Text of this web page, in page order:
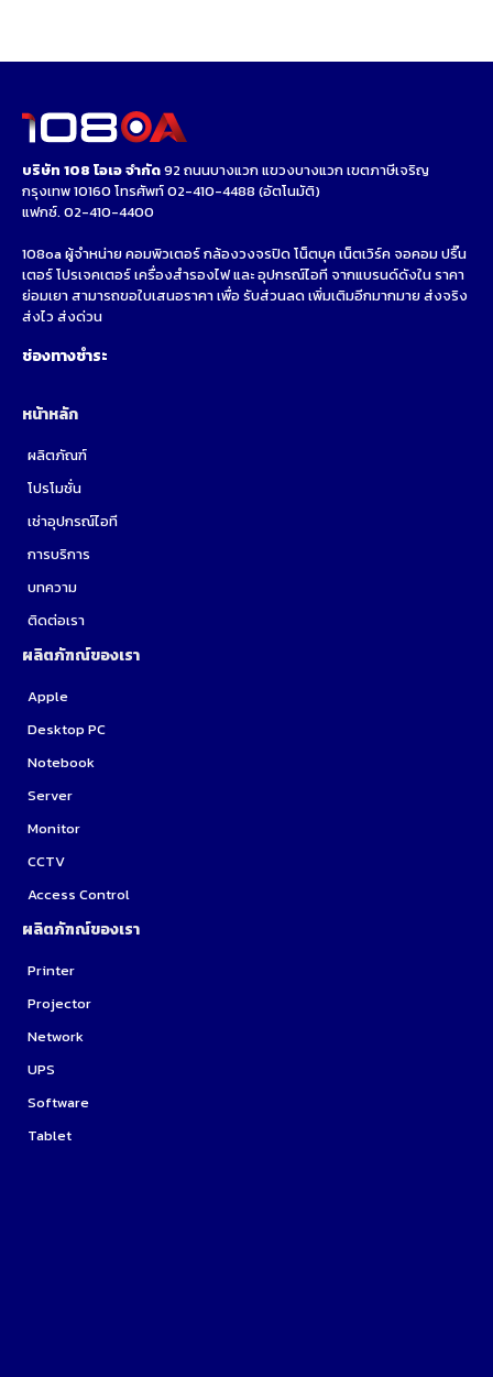
บริษัท 108 โอเอ จำกัด92 ถนนบางแวก แขวงบางแวก เขตภาษีเจริญ
กรุงเทพ 10160 โทรศัพท์02-410-4488 (อัตโนมัติ)
แฟกซ์. 02-410-4400
108oa ผู้จำหน่าย คอมพิวเตอร์ กล้องวงจรปิด โน็ตบุค เน็ตเวิร์ค จอคอม ปริ๊น
เตอร์ โปรเจคเตอร์ เครื่องสำรองไฟ และ อุปกรณ์ไอที จากแบรนด์ดังใน ราคา
ย่อมเยา สามารถขอใบเสนอราคา เพื่อ รับส่วนลด เพิ่มเติมอีกมากมาย ส่งจริง
ส่งไว ส่งด่วน
ช่องทางชำระ
หน้าหลัก
ผลิตภัณฑ์
โปรโมชั่น
เช่าอุปกรณ์ไอที
การบริการ
บทความ
ติดต่อเรา
ผลิตภัฑณ์ของเรา
Apple
Desktop PC
Notebook
Server
Monitor
CCTV
Access Control
ผลิตภัฑณ์ของเรา
Printer
Projector
Network
UPS
Software
Tablet